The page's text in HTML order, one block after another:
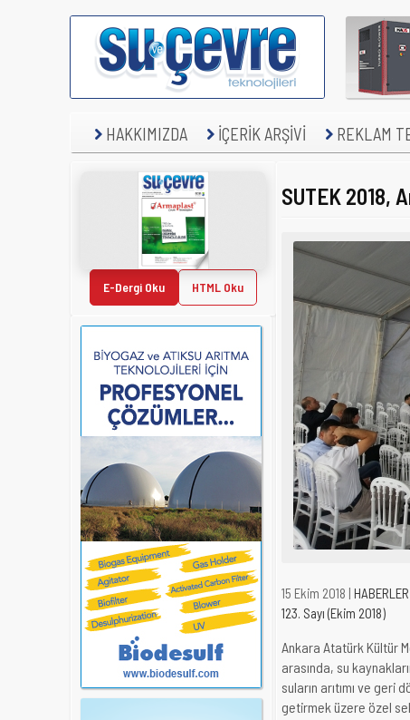
HAKKIMIZDA İÇERİK ARŞİVİ REKLAM
E-Dergi Oku HTML Oku
SUTEK 2018,
15 Ekim 2018 | HABERLER
123. Sayı (Ekim 2018)
Ankara Atatürk Kültür
arasında, su
suların arıtımı ve
getirmek üzere özel